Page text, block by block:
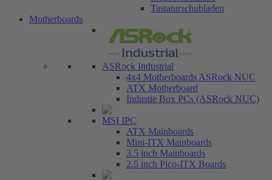
Tastaturschubladen
Motherboards
ASRock Industrial
4x4 Motherboards ASRock NUC
ATX Motherboard
Industie Box PCs (ASRock NUC)
MSI IPC
ATX Mainboards
Mini-ITX Mainboards
3.5 inch Mainboards
2.5 inch Pico-ITX Boards